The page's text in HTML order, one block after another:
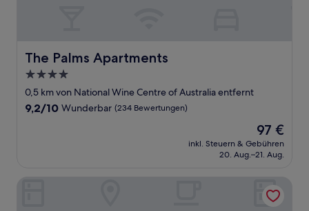
The Palms Apartments
The Palms Apartments
4.0-
Sterne-
Unterkunft
0,5 km von National Wine Centre of Australia entfernt
9.2
9,2/10 Wunderbar (234 Bewertungen)
Der
Preis
beträgt
97 €
inkl. Steuern & Gebühren
20. Aug.–21. Aug.